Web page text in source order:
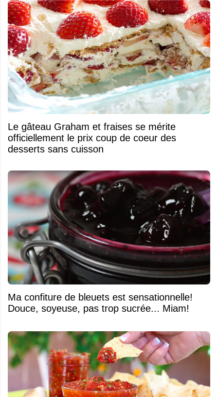
Le gâteau Graham et fraises se mérite
officiellement le prix coup de coeur des
desserts sans cuisson
Ma confiture de bleuets est sensationnelle!
Douce, soyeuse, pas trop sucrée... Miam!